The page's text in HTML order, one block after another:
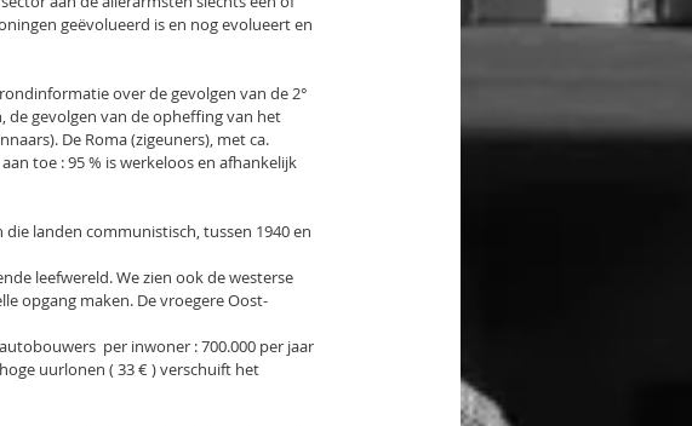
geëvolueerd is en nog evolueert en
over de gevolgen van de 2°
de gevolgen van de opheffing van het
De Roma (zigeuners), met ca.
toe : 95 % is werkeloos en afhankelijk
landen communistisch, tussen 1940 en
leefwereld. We zien ook de westerse
opgang maken. De vroegere Oost-
per inwoner : 700.000 per jaar
uurlonen ( 33 € ) verschuift het